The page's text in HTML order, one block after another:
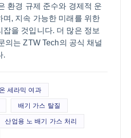
환경 규제 준수와 경제적 운
며, 지속 가능한 미래를 위한
잡을 것입니다. 더 많은 정보
의는 ZTW Tech의 공식 채널
.
세라믹 여과
배기 가스 탈질
산업용 노 배기 가스 처리